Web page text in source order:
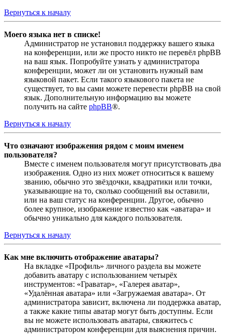
Вернуться к началу
Моего языка нет в списке!
Администратор не установил поддержку вашего языка
на конференции, или же просто никто не перевёл phpBB
на ваш язык. Попробуйте узнать у администратора
конференции, может ли он установить нужный вам
языковой пакет. Если такого языкового пакета не
существует, то вы сами можете перевести phpBB на свой
язык. Дополнительную информацию вы можете
получить на сайте phpBB®.
Вернуться к началу
Что означают изображения рядом с моим именем
пользователя?
Вместе с именем пользователя могут присутствовать два
изображения. Одно из них может относиться к вашему
званию, обычно это звёздочки, квадратики или точки,
указывающие на то, сколько сообщений вы оставили,
или на ваш статус на конференции. Другое, обычно
более крупное, изображение известно как «аватара» и
обычно уникально для каждого пользователя.
Вернуться к началу
Как мне включить отображение аватары?
На вкладке «Профиль» личного раздела вы можете
добавить аватару с использованием четырёх
инструментов: «Граватар», «Галерея аватар»,
«Удалённая аватара» или «Загружаемая аватара». От
администратора зависит, включена ли поддержка аватар,
а также какие типы аватар могут быть доступны. Если
вы не можете использовать аватары, свяжитесь с
администратором конференции для выяснения причин.